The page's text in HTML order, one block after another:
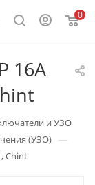
0
16А
и УЗО
(УЗО) —
Chint